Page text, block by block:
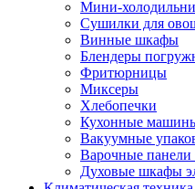
Мини-
Сушилки для
Винные шкафы
Блендеры
Фритюрницы
Миксеры
Хлебопечки
Кухонные
Вакуумные
Варочные панели
Духовые шкафы